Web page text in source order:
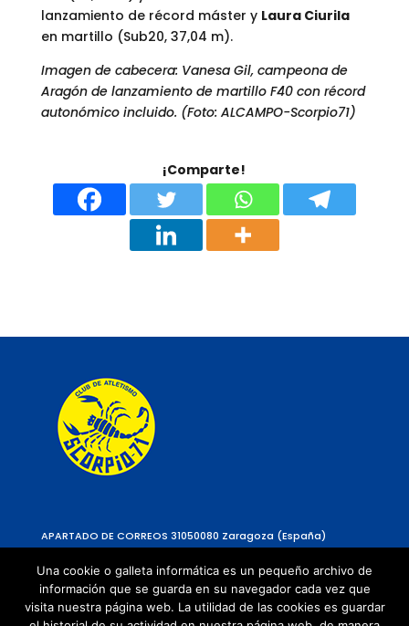
lanzamiento de récord máster y Laura Ciurila
en martillo (Sub20, 37,04 m).
Imagen de cabecera: Vanesa Gil, campeona de
Aragón de lanzamiento de martillo F40 con récord
autonómico incluido. (Foto: ALCAMPO-Scorpio71)
¡Comparte!
APARTADO DE CORREOS 31050080 Zaragoza (España)
Una cookie o galleta informática es un pequeño archivo de
información que se guarda en su navegador cada vez que
visita nuestra página web. La utilidad de las cookies es guardar